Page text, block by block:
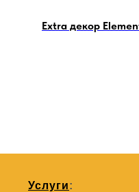
Extra декор
Услуги: